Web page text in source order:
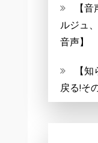
【
ルジュ
音声】
【
戻る!そ